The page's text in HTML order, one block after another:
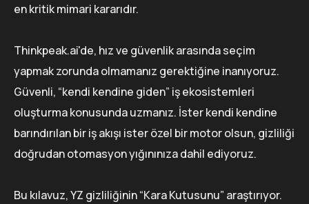
en kritik mimari kararıdır.
Thinkpeak.ai'de, hız ve güvenlik arasında seçim
yapmak zorunda olmamanız gerektiğine inanıyoruz.
Güvenli, “kendi kendine giden” iş ekosistemleri
oluşturma konusunda uzmanız. İster kendi kendine
barındırılan bir iş akışı ister özel bir motor olsun, gizliliği
doğrudan otomasyon yığınınıza dahil ediyoruz.
Bu kılavuz, YZ gizliliğinin “Kara Kutusunu” araştırıyor.